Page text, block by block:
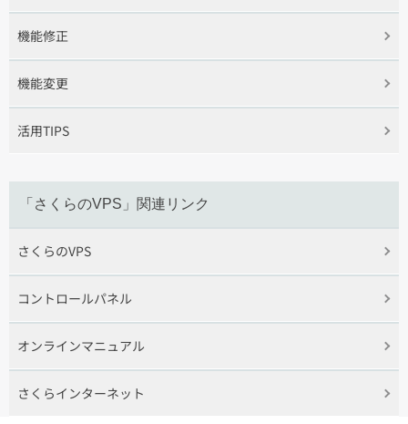
機能修正
機能変更
活用TIPS
「さくらのVPS」関連リンク
さくらのVPS
コントロールパネル
オンラインマニュアル
さくらインターネット